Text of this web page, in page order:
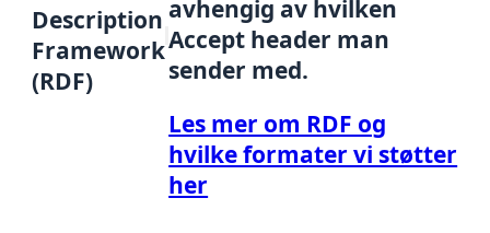
Description
Framework
(RDF)
avhengig av hvilken
Accept header man
sender med.
Les mer om RDF og
hvilke formater vi støtter
her